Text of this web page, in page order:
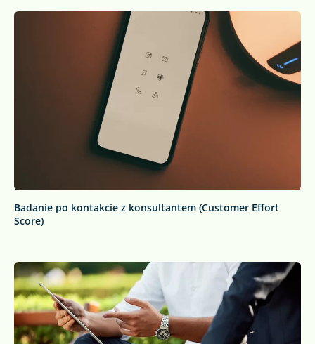
Badanie po kontakcie z konsultantem (Customer Effort
Score)